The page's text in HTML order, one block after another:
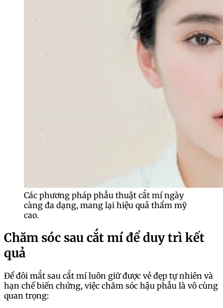
Các phương pháp phẫu thuật cắt mí ngày
càng đa dạng, mang lại hiệu quả thẩm mỹ
cao.
Chăm sóc sau cắt mí để duy trì kết
quả
Để đôi mắt sau cắt mí luôn giữ được vẻ đẹp tự nhiên và
hạn chế biến chứng, việc chăm sóc hậu phẫu là vô cùng
quan trọng: